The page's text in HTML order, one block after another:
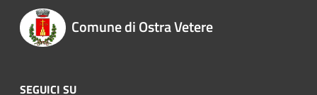
Comune di Ostra Vetere
SEGUICI SU